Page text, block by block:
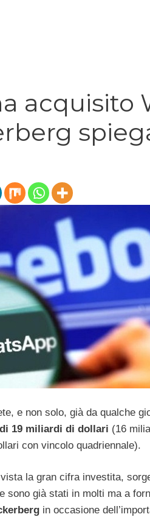
acquisito
e non solo, già da qualche
19 miliardi di dollari (16
con vincolo quadriennale).
la gran cifra investita,
sono già stati in molti ma a
in occasione